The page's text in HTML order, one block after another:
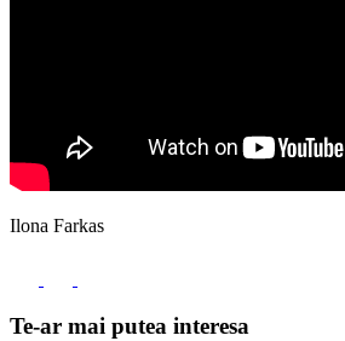
Ilona Farkas
Te-ar mai putea interesa